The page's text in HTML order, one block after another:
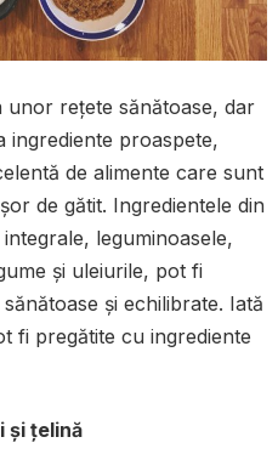
rețete sănătoase, dar
ingrediente proaspete,
de alimente care sunt
de gătit. Ingredientele din
leguminoasele,
și uleiurile, pot fi
și echilibrate. Iată
fi pregătite cu ingrediente
și țelină